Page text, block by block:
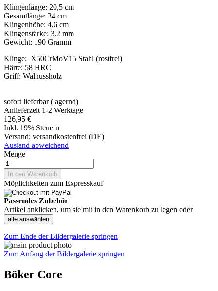
Klingenlänge: 20,5 cm
Gesamtlänge: 34 cm
Klingenhöhe: 4,6 cm
Klingenstärke: 3,2 mm
Gewicht: 190 Gramm
Klinge: X50CrMoV15 Stahl (rostfrei)
Härte: 58 HRC
Griff: Walnussholz
sofort lieferbar (lagernd)
Anlieferzeit 1-2 Werktage
126,95 €
Inkl. 19% Steuern
Versand: versandkostenfrei (DE)
Ausland abweichend
Menge
In den Warenkorb
Möglichkeiten zum Expresskauf
Passendes Zubehör
Artikel anklicken, um sie mit in den Warenkorb zu legen oder
alle auswählen
Zum Ende der Bildergalerie springen
Zum Anfang der Bildergalerie springen
Böker Core